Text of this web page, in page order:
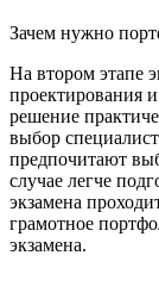
Зачем нужно
На втором этапе
проектирования
решение
выбор
предпочитают
случае легче
экзамена
грамотное
экзамена.